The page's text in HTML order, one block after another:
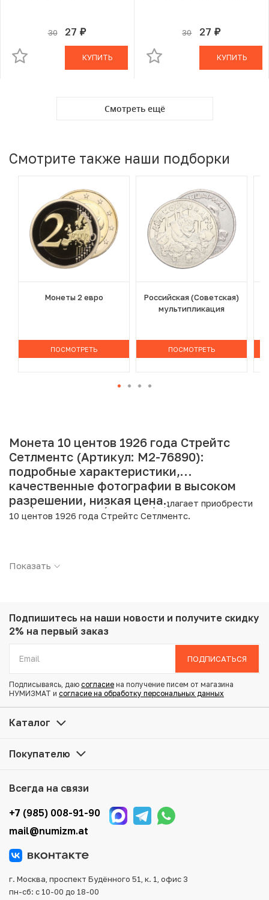
30 27 руб.
В КОРЗИНЕ
КУПИТЬ
30 27 руб.
В КОРЗИНЕ
КУПИТЬ
Смотреть ещё
Смотрите также наши подборки
Монеты 2 евро
ПОСМОТРЕТЬ
Российская (Советская)
мультипликация
ПОСМОТРЕТЬ
Монета 10 центов 1926 года Стрейтс
Сетлментс (Артикул: M2-76890):
подробные характеристики,
качественные фотографии в высоком
разрешении, низкая цена.
Интернет магазин «Нумизмат» предлагает приобрести
10 центов 1926 года Стрейтс Сетлментс.
Страна: Стрейтс Сетлментс
Проба: 600
Вес: 2.64 г
Тираж: 20.000.000
Купить 10 центов 1926 года Стрейтс Сетлментс по
привлекательной цене можно в нашем интернет-
наличии на нашем складе.
того, возможен самовывоз товара из офиса магазина.
Для вашего удобства представлены несколько способов
оплаты и доставки заказа. Все отправления надежно и
тщательно упаковываются, что исключает возможность
Показать
Подпишитесь на наши новости и получите скидку
2% на первый заказ
ПОДПИСАТЬСЯ
Подписываясь, даю согласие на получение писем от магазина
НУМИЗМАТ и согласие на обработку персональных данных
Каталог
Покупателю
Всегда на связи
+7 (985) 008-91-90
mail@numizm.at
г. Москва, проспект Будённого 51, к. 1, офис 3
пн-сб: с 10-00 до 18-00